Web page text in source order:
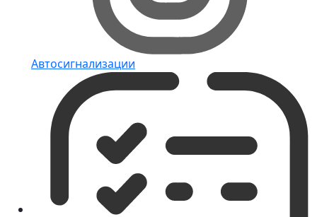
Автосигнализации